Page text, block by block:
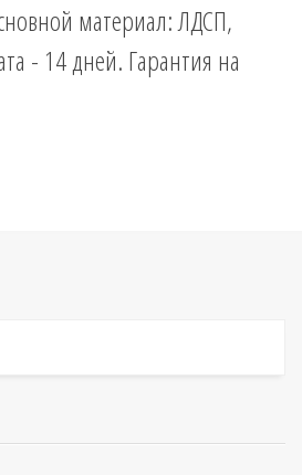
материал: ЛДСП,
- 14 дней. Гарантия на